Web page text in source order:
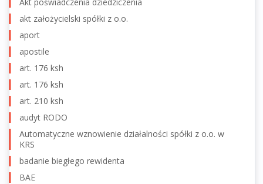
akt założycielski spółki z o.o.
aport
apostile
art. 176 ksh
art. 176 ksh
art. 210 ksh
audyt RODO
Automatyczne wznowienie działalności spółki z o.o. w
KRS
badanie biegłego rewidenta
BAE